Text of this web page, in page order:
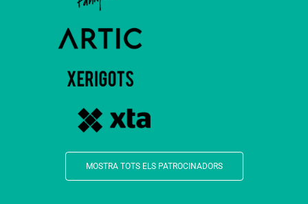
MOSTRA TOTS ELS PATROCINADORS